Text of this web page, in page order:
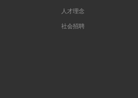
人才理念
社会招聘